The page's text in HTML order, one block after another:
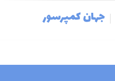
جهان کمپرسور